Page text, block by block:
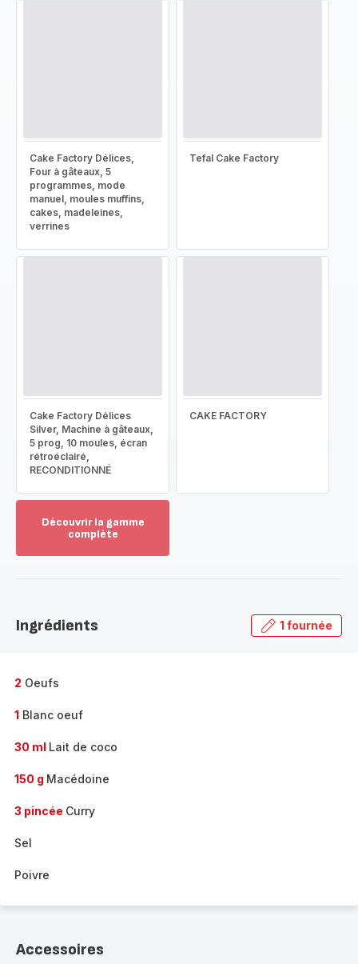
Cake Factory Délices,
Four à gâteaux, 5
programmes, mode
manuel, moules muffins,
cakes, madeleines,
verrines
Tefal Cake Factory
Cake Factory Délices
Silver, Machine à gâteaux,
5 prog, 10 moules, écran
rétroéclairé,
RECONDITIONNÉ
CAKE FACTORY
Découvrir la gamme
complète
gamme
Ingrédients 1 fournée
2 Oeufs
1 Blanc oeuf
30 ml Lait de coco
150 g Macédoine
3 pincée Curry
Sel
Poivre
Accessoires